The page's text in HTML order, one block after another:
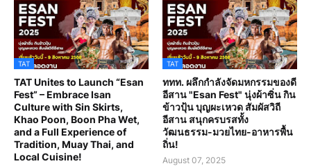
TAT
TAT Unites to Launch “Esan
Fest” – Embrace Isan
Culture with Sin Skirts,
Khao Poon, Boon Pha Wet,
and a Full Experience of
Tradition, Muay Thai, and
Local Cuisine!
TAT
ททท. ผลึกกำลังจัดมหกรรมของดี
อีสาน "Esan Fest" นุ่งผ้าซิ่น กิน
ข้าวปุ้น บุญผะเหวด สัมผัสวิถี
อีสาน สนุกครบรสทั้ง
วัฒนธรรม-มวยไทย-อาหารพื้น
ถิ่น!
August 07, 2025